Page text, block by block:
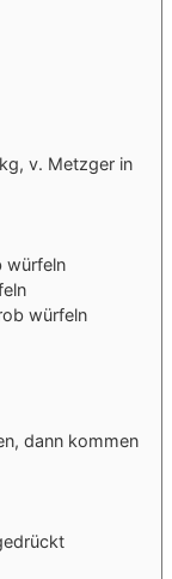
v. Metzger in
würfeln
würfeln
dann kommen